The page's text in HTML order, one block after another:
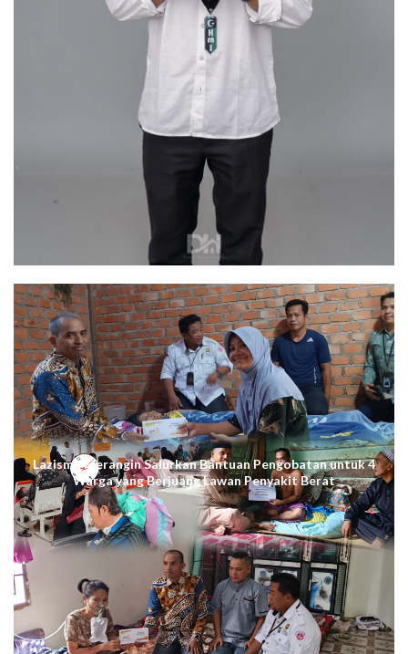
Lazismu Merangin Salurkan Bantuan Pengobatan untuk 4
Warga yang Berjuang Lawan Penyakit Berat